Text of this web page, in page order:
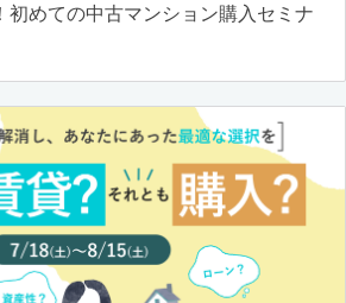
初めての中古マンション購入セミナ